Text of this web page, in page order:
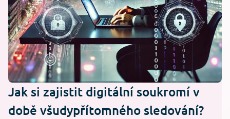
Jak si zajistit digitální soukromí v
době všudypřítomného sledování?